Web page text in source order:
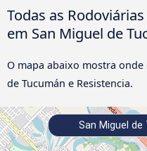
Todas as
em San Miguel de
O mapa abaixo mostra
de Tucumán e Resistencia.
San Miguel de